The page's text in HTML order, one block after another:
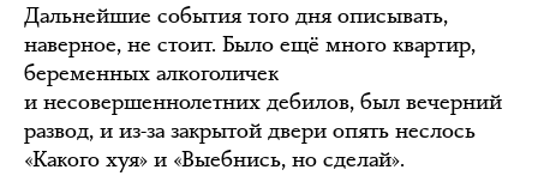
Дальнейшие события того дня описывать,
наверное, не стоит. Было ещё много квартир,
беременных алкоголичек
и несовершеннолетних дебилов, был вечерний
развод, и из-за закрытой двери опять неслось
«Какого хуя» и «Выебнись, но сделай».